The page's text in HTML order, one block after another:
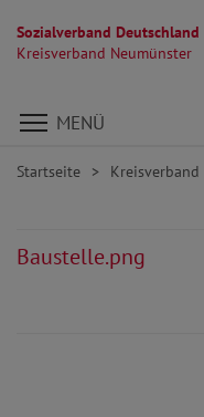
Sozialverband Deutschland
Kreisverband Neumünster
Direkt zu den Inhalten
MENÜ
Startseite Kreisverband
Baustelle.png